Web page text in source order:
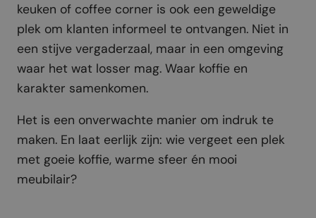
keuken of coffee corner is ook een geweldige
plek om klanten informeel te ontvangen. Niet in
een stijve vergaderzaal, maar in een omgeving
waar het wat losser mag. Waar koffie en
karakter samenkomen.
Het is een onverwachte manier om indruk te
maken. En laat eerlijk zijn: wie vergeet een plek
met goeie koffie, warme sfeer én mooi
meubilair?